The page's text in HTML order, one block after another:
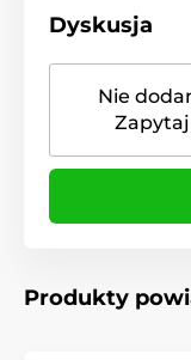
Dyskusja
Nie
Produkty